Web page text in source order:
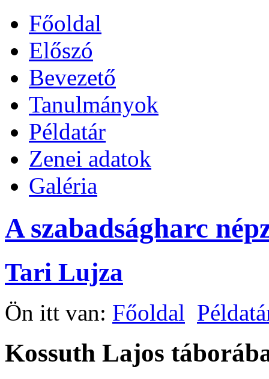
Főoldal
Előszó
Bevezető
Tanulmányok
Példatár
Zenei adatok
Galéria
A szabadságharc
Tari Lujza
Ön itt van: Főoldal
Kossuth Lajos